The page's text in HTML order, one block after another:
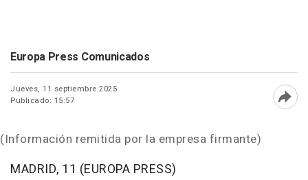
Europa Press Comunicados
Jueves, 11 septiembre 2025
Publicado: 15:57
(Información remitida por la empresa firmante)
MADRID, 11 (EUROPA PRESS)